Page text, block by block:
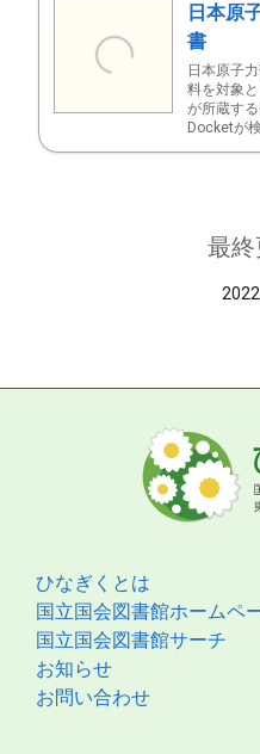
日本原
書
日本原子
料を対象
が所蔵する
Docketが
最終
ひなぎくとは
国立国会図書館ホームペ
国立国会図書館サーチ
お知らせ
お問い合わせ